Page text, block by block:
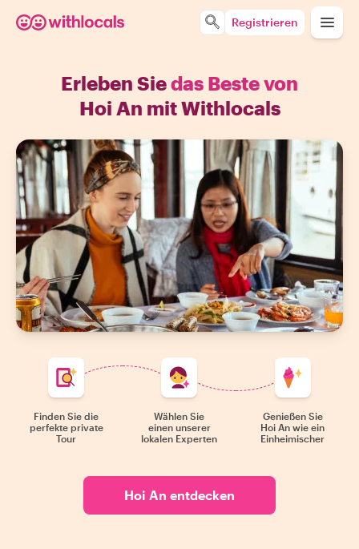
Registrieren
Erleben Siedas Beste von
Hoi An mit Withlocals
Finden Sie die
perfekte private
Tour
Wählen Sie
einen unserer
lokalen Experten
Genießen Sie
Hoi An wie ein
Einheimischer
Hoi An entdecken